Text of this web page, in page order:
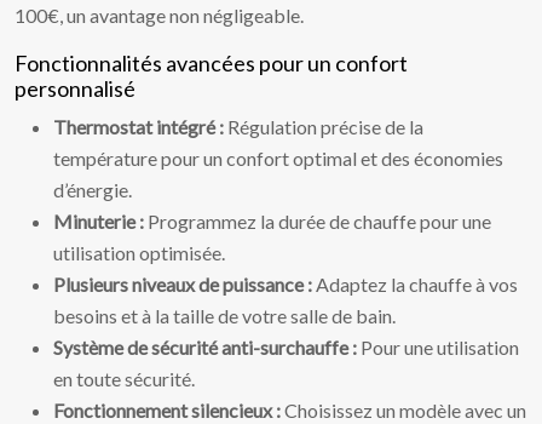
100€, un avantage non négligeable.
Fonctionnalités avancées pour un confort
personnalisé
Thermostat intégré : Régulation précise de la
température pour un confort optimal et des économies
d’énergie.
Minuterie : Programmez la durée de chauffe pour une
utilisation optimisée.
Plusieurs niveaux de puissance :Adaptez la chauffe à vos
besoins et à la taille de votre salle de bain.
Système de sécurité anti-surchauffe : Pour une utilisation
en toute sécurité.
Fonctionnement silencieux :Choisissez un modèle avec un